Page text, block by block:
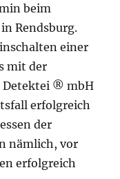
beim
Rendsburg.
einer
mit der
Detektei ® mbH
erfolgreich
der
nämlich, vor
erfolgreich